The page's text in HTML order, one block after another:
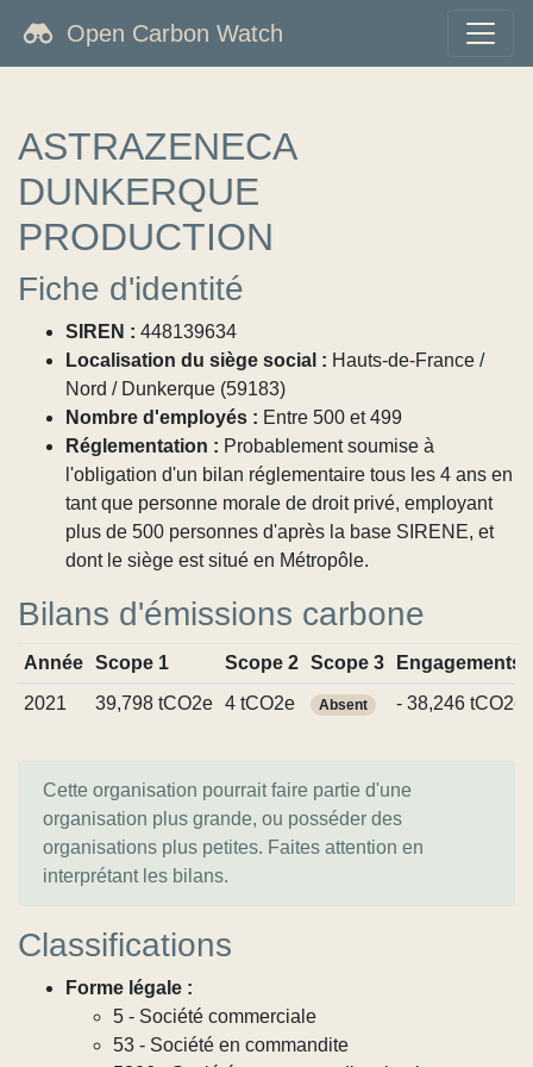
Open Carbon Watch
ASTRAZENECA
DUNKERQUE
PRODUCTION
Fiche d'identité
SIREN : 448139634
Localisation du siège social : Hauts-de-France /
Nord / Dunkerque (59183)
Nombre d'employés : Entre 500 et 499
Réglementation : Probablement soumise à
l'obligation d'un bilan réglementaire tous les 4 ans en
tant que personne morale de droit privé, employant
plus de 500 personnes d'après la base SIRENE, et
dont le siège est situé en Métropôle.
Bilans d'émissions carbone
Année Scope 1 Scope 2 Scope 3
Engagements
2021
39,798 tCO2e 4 tCO2e Absent - 38,246 tCO2e
Cette organisation pourrait faire partie d'une
organisation plus grande, ou posséder des
organisations plus petites. Faites attention en
interprétant les bilans.
Classifications
Forme légale :
5 - Société commerciale
53 - Société en commandite